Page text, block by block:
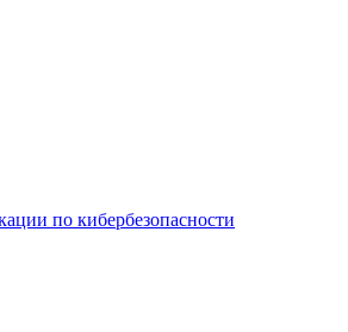
по кибербезопасности